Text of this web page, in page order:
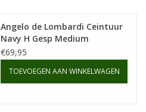
Angelo de Lombardi Ceintuur
Navy H Gesp Medium
€69,95
TOEVOEGEN AAN WINKELWAGEN